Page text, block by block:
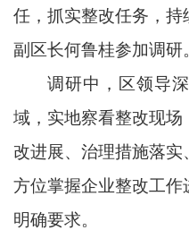
任，抓实整改任务，持
副区长何鲁桂参加调研
调研中，区领导
域，实地察看整改现
改进展、治理措施落
方位掌握企业整改工作
明确要求。